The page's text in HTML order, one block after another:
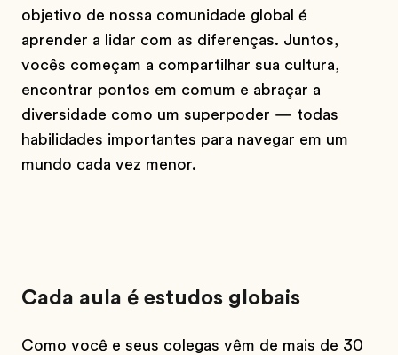
objetivo de nossa comunidade global é
aprender a lidar com as diferenças. Juntos,
vocês começam a compartilhar sua cultura,
encontrar pontos em comum e abraçar a
diversidade como um superpoder — todas
habilidades importantes para navegar em um
mundo cada vez menor.
Cada aula é estudos globais
Como você e seus colegas vêm de mais de 30